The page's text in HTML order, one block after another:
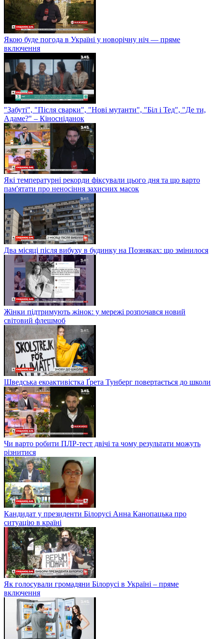
Якою буде погода в Україні у новорічну ніч — пряме
включення
"Забуті", "Після сварки", "Нові мутанти", "Біл і Тед", "Де ти,
Адаме?" – Кіносніданок
Які температурні рекорди фіксували цього дня та що варто
пам'ятати про неносіння захисних масок
Два місяці після вибуху в будинку на Позняках: що змінилося
Жінки підтримують жінок: у мережі розпочався новий
світовий флешмоб
Шведська екоактивістка Ґрета Тунберг повертається до школи
Чи варто робити ПЛР-тест двічі та чому результати можуть
різнитися
Кандидат у президенти Білорусі Анна Канопацька про
ситуацію в країні
Як голосували громадяни Білорусі в Україні – пряме
включення